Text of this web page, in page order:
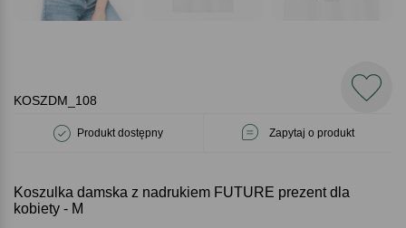
KOSZDM_108
Produkt dostępny Zapytaj o produkt
Koszulka damska z nadrukiem FUTURE prezent dla
kobiety - M